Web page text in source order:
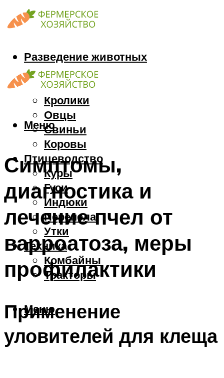
Разведение животных
Козы
Кони
Кролики
Овцы
Свиньи
Коровы
Птицеводство
Куры
Гуси
Индюки
Перепела
Утки
Техника
Комбайны
Тракторы
Меню
Меню
Симптомы,
диагностика и
лечение пчел от
варроатоза, меры
профилактики
Применение
уловителей для клеща